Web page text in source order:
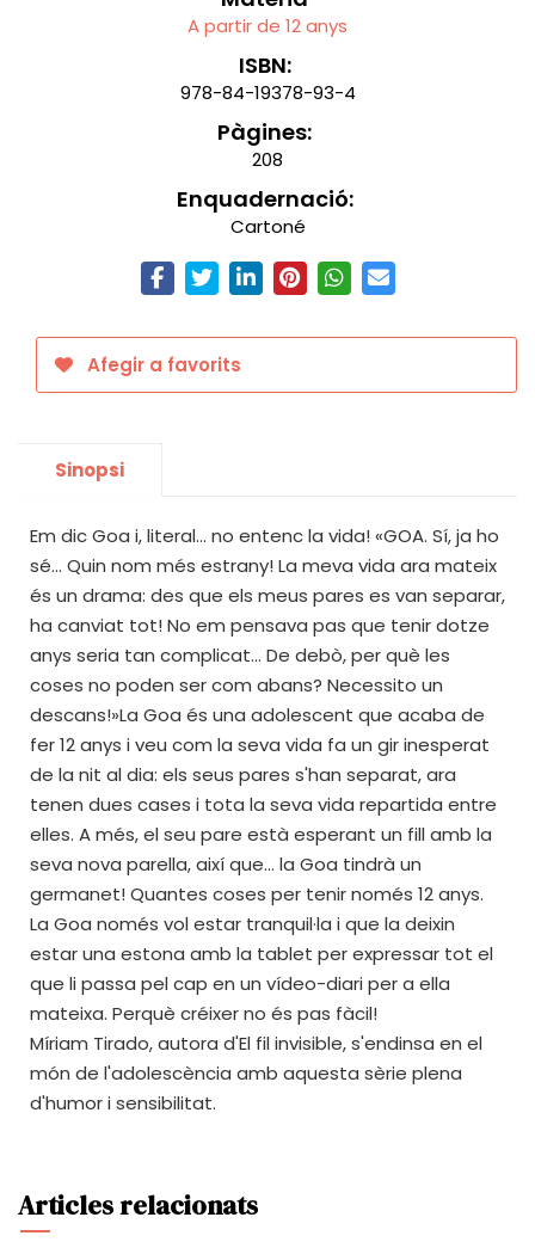
A partir de 12 anys
ISBN:
978-84-19378-93-4
Pàgines:
208
Enquadernació:
Cartoné
Afegir a favorits
Sinopsi
Em dic Goa i, literal... no entenc la vida! «GOA. Sí, ja ho
sé... Quin nom més estrany! La meva vida ara mateix
és un drama: des que els meus pares es van separar,
ha canviat tot! No em pensava pas que tenir dotze
anys seria tan complicat... De debò, per què les
coses no poden ser com abans? Necessito un
descans!»La Goa és una adolescent que acaba de
fer 12 anys i veu com la seva vida fa un gir inesperat
de la nit al dia: els seus pares s'han separat, ara
tenen dues cases i tota la seva vida repartida entre
elles. A més, el seu pare està esperant un fill amb la
seva nova parella, així que... la Goa tindrà un
germanet! Quantes coses per tenir només 12 anys.
La Goa només vol estar tranquil·la i que la deixin
estar una estona amb la tablet per expressar tot el
que li passa pel cap en un vídeo-diari per a ella
mateixa. Perquè créixer no és pas fàcil!
Míriam Tirado, autora d'El fil invisible, s'endinsa en el
món de l'adolescència amb aquesta sèrie plena
d'humor i sensibilitat.
Articles relacionats